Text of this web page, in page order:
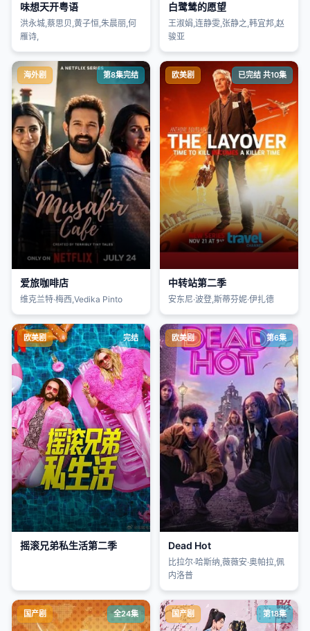
味想天开粤语
洪永城,蔡思贝,黄子恒,朱晨丽,何
雁诗,
白鹭鸶的愿望
王淑娟,连静雯,张静之,韩宜邦,赵
骏亚
海外剧 第8集完结
爱旅咖啡店
维克兰特·梅西,Vedika Pinto
欧美剧 已完结 共10集
中转站第二季
安东尼·波登,斯蒂芬妮·伊扎德
欧美剧 完结
摇滚兄弟私生活第二季
欧美剧 第6集
Dead Hot
比拉尔·哈斯纳,薇薇安·奥帕拉,佩
内洛普
国产剧 全24集 国产剧 第18集